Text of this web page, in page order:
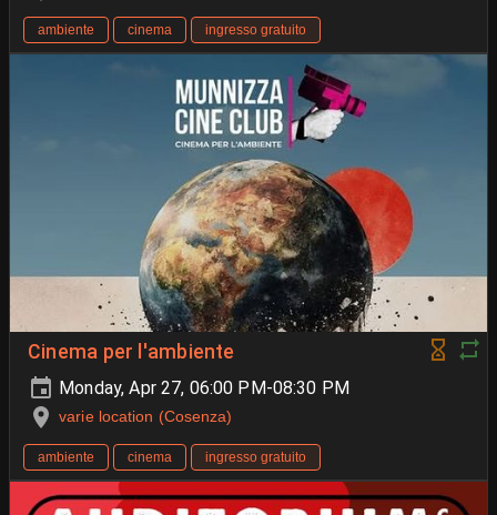
ambiente cinema ingresso gratuito
Cinema per l'ambiente
Monday, Apr 27, 06:00 PM-08:30 PM
varie location (Cosenza)
ambiente cinema ingresso gratuito